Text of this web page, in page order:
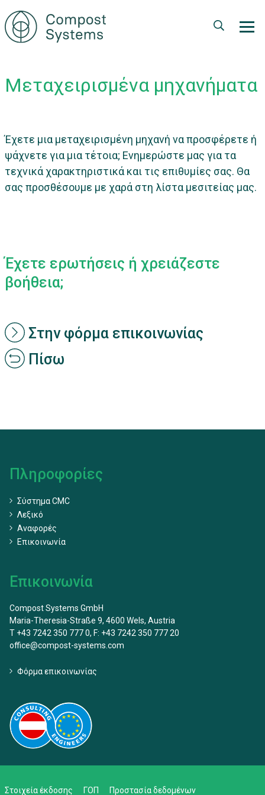
Παράκαμψη
προς
το
Μεταχειρισμένα μηχανήματα
Έχετε μια μεταχειρισμένη μηχανή να προσφέρετε ή
ψάχνετε για μια τέτοια; Ενημερώστε μας για τα
τεχνικά χαρακτηριστικά και τις επιθυμίες σας. Θα
σας προσθέσουμε με χαρά στη λίστα μεσιτείας μας.
Έχετε ερωτήσεις ή χρειάζεστε
βοήθεια;
Στην φόρμα επικοινωνίας
Πίσω
Πληροφορίες
Σύστημα CMC
Λεξικό
Αναφορές
Επικοινωνία
Επικοινωνία
Compost Systems GmbH
Maria-Theresia-Straße 9, 4600 Wels, Austria
T +43 7242 350 777 0, F: +43 7242 350 777 20
office@compost-systems.com
Φόρμα επικοινωνίας
Στοιχεία έκδοσης ΓΟΠ Προστασία δεδομένων